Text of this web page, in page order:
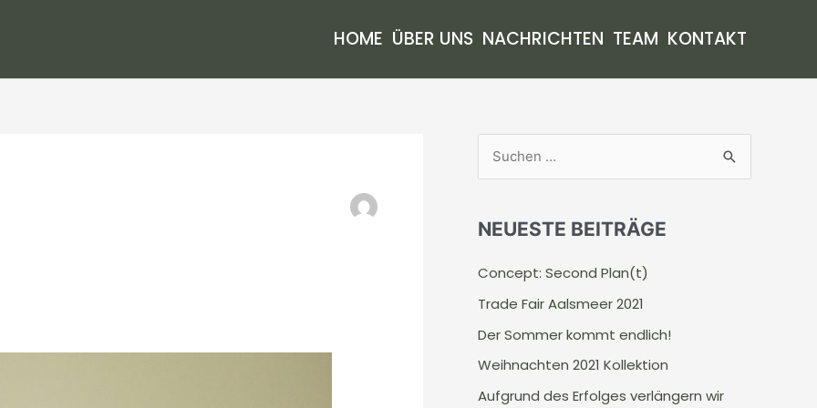
HOME ÜBER UNS NACHRICHTEN TEAM KONTAKT
h
e
n
NEUESTE BEITRÄGE
Concept: Second Plan(t)
Trade Fair Aalsmeer 2021
Der Sommer kommt endlich!
Weihnachten 2021 Kollektion
Aufgrund des Erfolges verlängern wir